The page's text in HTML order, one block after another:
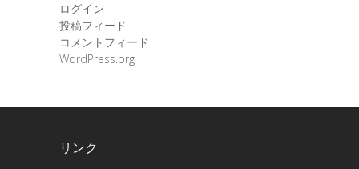
ログイン
投稿フィード
コメントフィード
WordPress.org
リンク